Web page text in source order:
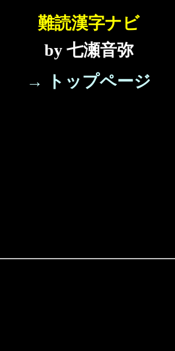
難読漢字ナビ
by 七瀬音弥
→ トップページ